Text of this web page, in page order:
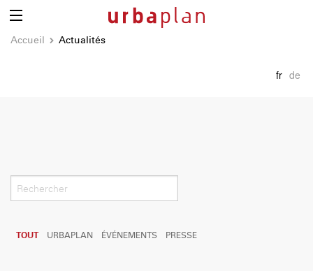
Accueil Actualités
fr de
TOUT URBAPLAN ÉVÉNEMENTS PRESSE